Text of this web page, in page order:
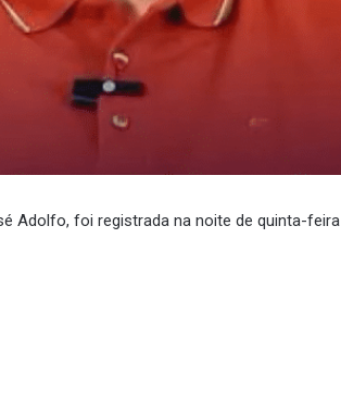
Adolfo, foi registrada na noite de quinta-feira